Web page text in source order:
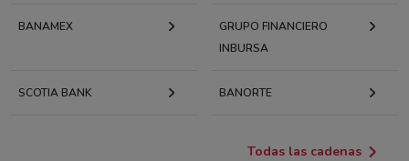
BANAMEX
GRUPO FINANCIERO
INBURSA
SCOTIA BANK BANORTE
Todas las cadenas